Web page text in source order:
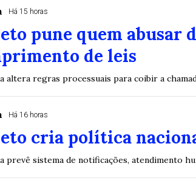
Há 15 horas
pune quem abusar
de leis
altera regras processuais para coibir a
Há 16 horas
cria política
prevê sistema de notificações, atendimento